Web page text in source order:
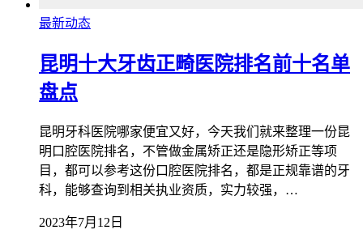
最新动态
昆明十大牙齿正畸医院排名前十名单
盘点
昆明牙科医院哪家便宜又好，今天我们就来整理一份昆
明口腔医院排名，不管做金属矫正还是隐形矫正等项
目，都可以参考这份口腔医院排名，都是正规靠谱的牙
科，能够查询到相关执业资质，实力较强，…
2023年7月12日